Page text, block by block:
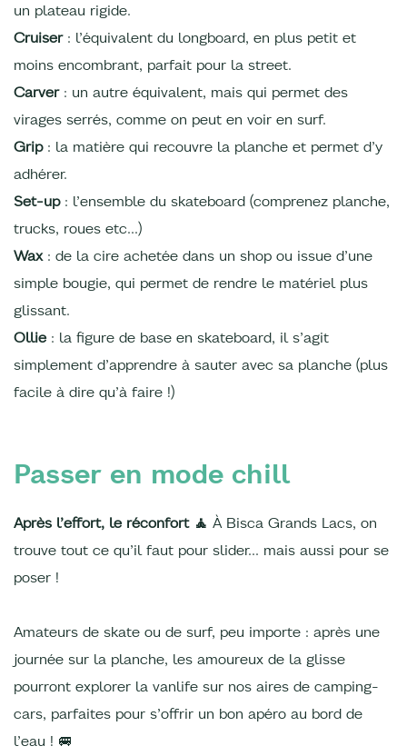
un plateau rigide.
Cruiser: l’équivalent du longboard, en plus petit et
moins encombrant, parfait pour la street.
Carver: un autre équivalent, mais qui permet des
virages serrés, comme on peut en voir en surf.
Grip : la matière qui recouvre la planche et permet d’y
adhérer.
Set-up: l’ensemble du skateboard (comprenez planche,
trucks, roues etc…)
Wax: de la cire achetée dans un shop ou issue d’une
simple bougie, qui permet de rendre le matériel plus
glissant.
Ollie: la figure de base en skateboard, il s’agit
simplement d’apprendre à sauter avec sa planche (plus
facile à dire qu’à faire !)
Passer en mode chill
Après l’effort, le réconfort 🧘 À Bisca Grands Lacs, on
trouve tout ce qu’il faut pour slider… mais aussi pour se
poser !
Amateurs de skate ou de surf, peu importe : après une
journée sur la planche, les amoureux de la glisse
pourront explorer la vanlife sur nos aires de camping-
cars, parfaites pour s’offrir un bon apéro au bord de
l’eau ! 🚐